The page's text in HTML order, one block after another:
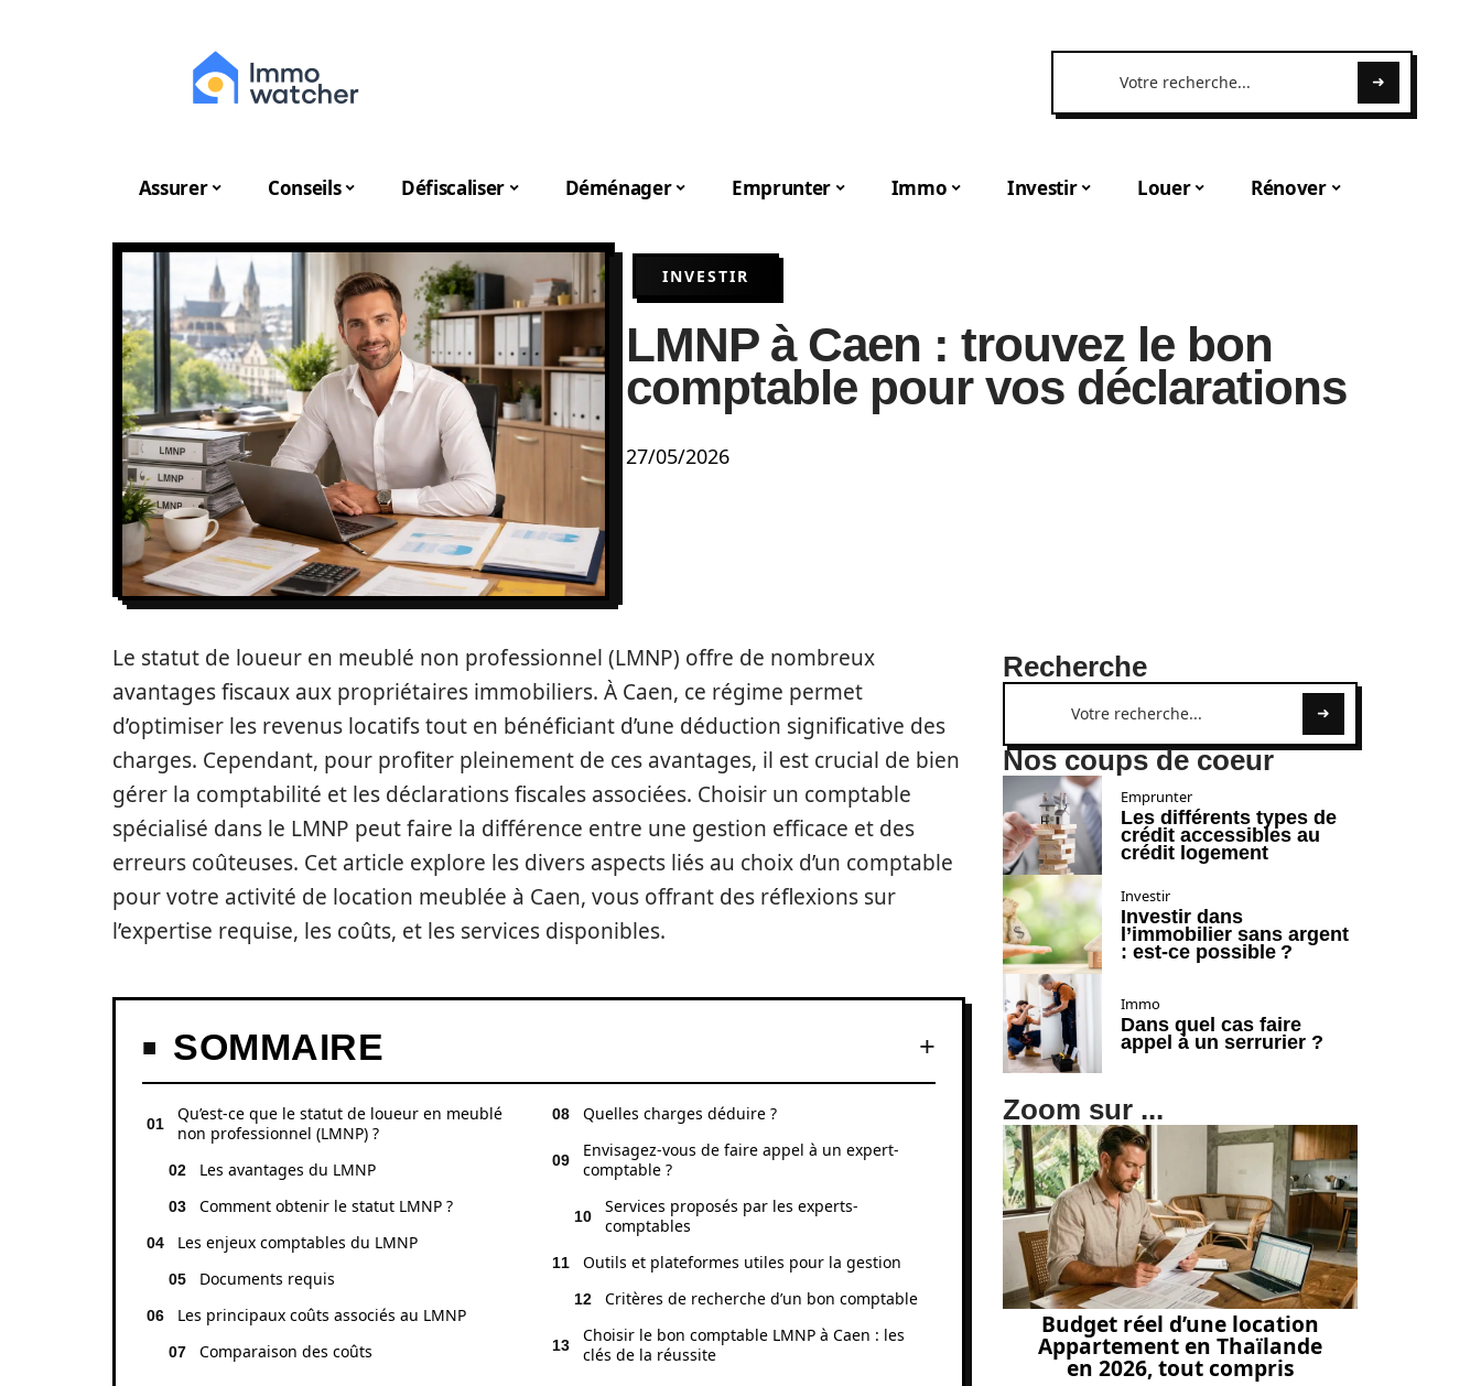
Assurer Conseils Défiscaliser Déménager Emprunter Immo Investir Louer Rénover
INVESTIR
LMNP à Caen : trouvez le bon
comptable pour vos déclarations
27/05/2026
Le statut de loueur en meublé non professionnel (LMNP) offre de nombreux
avantages fiscaux aux propriétaires immobiliers. À Caen, ce régime permet
d’optimiser les revenus locatifs tout en bénéficiant d’une déduction significative des
charges. Cependant, pour profiter pleinement de ces avantages, il est crucial de bien
gérer la comptabilité et les déclarations fiscales associées. Choisir un comptable
spécialisé dans le LMNP peut faire la différence entre une gestion efficace et des
erreurs coûteuses. Cet article explore les divers aspects liés au choix d’un comptable
pour votre activité de location meublée à Caen, vous offrant des réflexions sur
l’expertise requise, les coûts, et les services disponibles.
SOMMAIRE
Qu’est-ce que le statut de loueur en meublé
non professionnel (LMNP) ?
Les avantages du LMNP
Comment obtenir le statut LMNP ?
Les enjeux comptables du LMNP
Documents requis
Les principaux coûts associés au LMNP
Comparaison des coûts
Quelles charges déduire ?
Envisagez-vous de faire appel à un expert-
comptable ?
Services proposés par les experts-
comptables
Outils et plateformes utiles pour la gestion
Critères de recherche d’un bon comptable
Choisir le bon comptable LMNP à Caen : les
clés de la réussite
Recherche
Nos coups de coeur
Emprunter
Les différents types de
crédit accessibles au
crédit logement
Investir
Investir dans
l’immobilier sans argent
: est-ce possible ?
Immo
Dans quel cas faire
appel à un serrurier ?
Zoom sur ...
Budget réel d’une location
Appartement en Thaïlande
en 2026, tout compris